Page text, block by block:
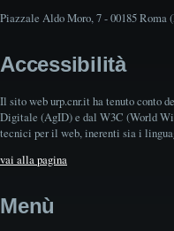
Piazzale Aldo Moro, 7 - 00185 Roma
Accessibilità
Il sito web urp.cnr.it ha tenuto conto
Digitale (AgID) e dal W3C (World
tecnici per il web, inerenti sia i
vai alla pagina
Menù